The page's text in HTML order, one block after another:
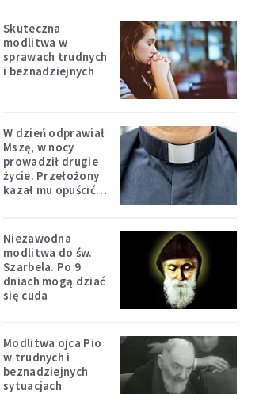
Skuteczna
modlitwa w
sprawach trudnych
i beznadziejnych
W dzień odprawiał
Mszę, w nocy
prowadził drugie
życie. Przełożony
kazał mu opuścić
Niezawodna
modlitwa do św.
Szarbela. Po 9
dniach mogą dziać
się cuda
Modlitwa ojca Pio
w trudnych i
beznadziejnych
sytuacjach